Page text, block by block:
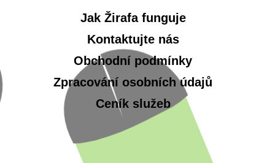
Jak Žirafa funguje
Kontaktujte nás
Obchodní podmínky
Zpracování osobních údajů
Ceník služeb